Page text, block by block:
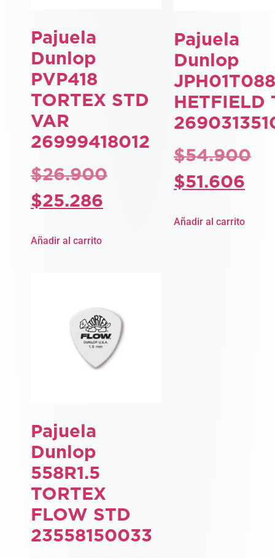
Pajuela
Dunlop
PVP418
TORTEX STD
VAR
26999418012
$26.900
$25.286
Añadir al carrito
Pajuela
Dunlop
JPH01T088
HETFIELD
$54.900
$51.606
Añadir al carrito
Pajuela
Dunlop
558R1.5
TORTEX
FLOW STD
23558150033